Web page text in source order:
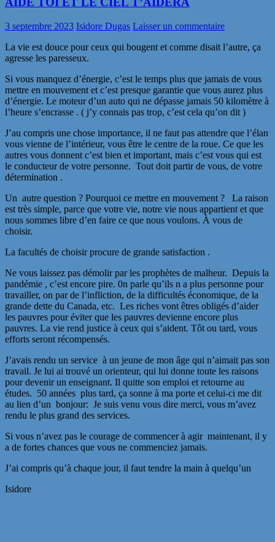
3 septembre 2023 Isidore Dugas Laisser un commentaire
La vie est douce pour ceux qui bougent et comme disait l’autre, ça
agresse les paresseux.
Si vous manquez d’énergie, c’est le temps plus que jamais de vous
mettre en mouvement et c’est presque garantie que vous aurez plus
d’énergie. Le moteur d’un auto qui ne dépasse jamais 50 kilomètre à
l’heure s’encrasse . ( j’y connais pas trop, c’est cela qu’on dit )
J’au compris une chose importance, il ne faut pas attendre que l’élan
vous vienne de l’intérieur, vous être le centre de la roue. Ce que les
autres vous donnent c’est bien et important, mais c’est vous qui est
le conducteur de votre personne. Tout doit partir de vous, de votre
détermination .
Un autre question ? Pourquoi ce mettre en mouvement ? La raison
est très simple, parce que votre vie, notre vie nous appartient et que
nous sommes libre d’en faire ce que nous voulons. À vous de
choisir.
La facultés de choisir procure de grande satisfaction .
Ne vous laissez pas démolir par les prophètes de malheur. Depuis la
pandémie , c’est encore pire. 0n parle qu’ils n a plus personne pour
travailler, on par de l’infliction, de la difficultés économique, de la
grande dette du Canada, etc. Les riches vont êtres obligés d’aider
les pauvres pour éviter que les pauvres devienne encore plus
pauvres. La vie rend justice à ceux qui s’aident. Tôt ou tard, vous
efforts seront récompensés.
J’avais rendu un service à un jeune de mon âge qui n’aimait pas son
travail. Je lui ai trouvé un orienteur, qui lui donne toute les raisons
pour devenir un enseignant. Il quitte son emploi et retourne au
études. 50 années plus tard, ça sonne à ma porte et celui-ci me dit
au lien d’un bonjour: Je suis venu vous dire merci, vous m’avez
rendu le plus grand des services.
Si vous n’avez pas le courage de commencer à agir maintenant, il y
a de fortes chances que vous ne commenciez jamais.
J’ai compris qu’à chaque jour, il faut tendre la main à quelqu’un
Isidore